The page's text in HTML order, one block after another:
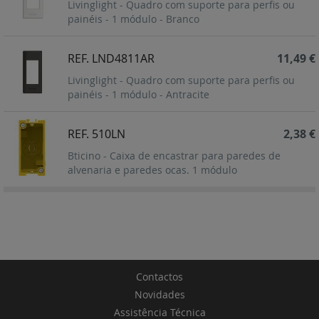
Livinglight - Quadro com suporte para perfis ou
painéis - 1 módulo - Branco
REF. LND4811AR
Livinglight - Quadro com suporte para perfis ou
painéis - 1 módulo - Antracite
11,49 €
REF. 510LN
Bticino - Caixa de encastrar para paredes de
alvenaria e paredes ocas. 1 módulo
2,38 €
Contactos
Novidades
Assistência Técnica